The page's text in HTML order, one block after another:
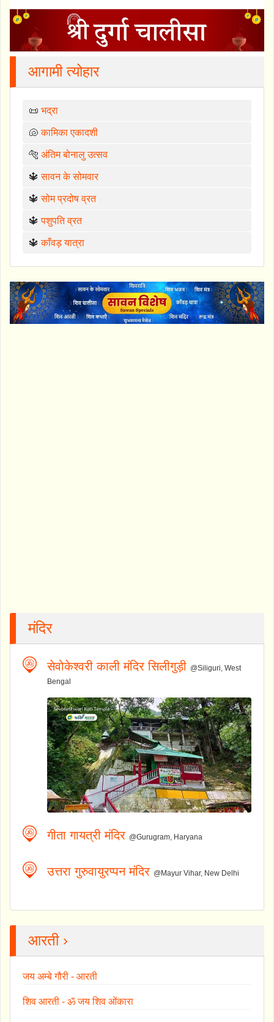
आगामी त्योहार
📜 भद्रा
🐚कामिका एकादशी
🐅 अंतिम बोनालु उत्सव
🔱सावन के सोमवार
🔱सोम प्रदोष व्रत
🔱पशुपति व्रत
🔱काँवड़ यात्रा
मंदिर
सेवोकेश्वरी काली मंदिर सिलीगुड़ी @Siliguri, West
Bengal
गीता गायत्री मंदिर @Gurugram, Haryana
उत्तरा गुरुवायुरप्पन मंदिर @Mayur Vihar, New Delhi
आरती ›
जय अम्बे गौरी - आरती
शिव आरती - ॐ जय शिव ओंकारा